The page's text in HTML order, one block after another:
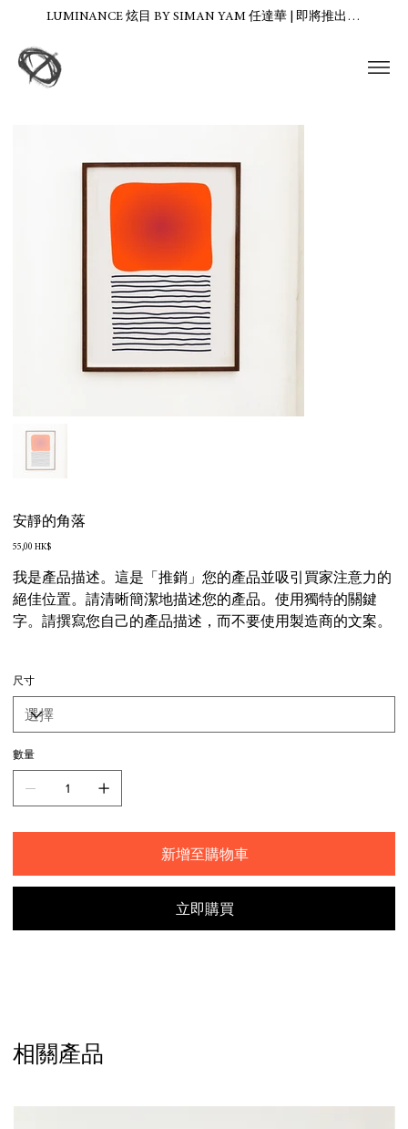
LUMINANCE 炫目 BY SIMAN YAM 任達華 | 即將推出…
安靜的角落
價
55,00 HK$
我是產品描述。這是「推銷」您的產品並吸引買家注意力的
絕佳位置。請清晰簡潔地描述您的產品。使用獨特的關鍵
字。請撰寫您自己的產品描述，而不要使用製造商的文案。
尺寸
數量
新增至購物車
立即購買
相關產品